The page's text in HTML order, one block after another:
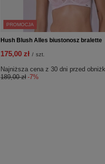
PROMOCJA
Hush Blush Alles biustonosz bralette
175,00 zł / szt.
Najniższa cena z 30 dni przed
189,00 zł -7%